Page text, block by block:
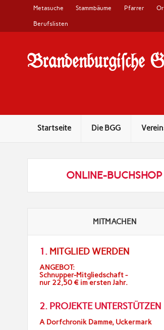
Metasuche Stammbäume Pfarrer
Berufslisten
Brandenburgi#che
Startseite Die BGG
ONLINE-BUCHSHOP
MITMACHEN
1. MITGLIED WERDEN
ANGEBOT:
Schnupper-Mitgliedschaft -
nur 22,50 € im ersten Jahr.
2. PROJEKTE UNTERSTÜTZEN
A Dorfchronik Damme, Uckermark